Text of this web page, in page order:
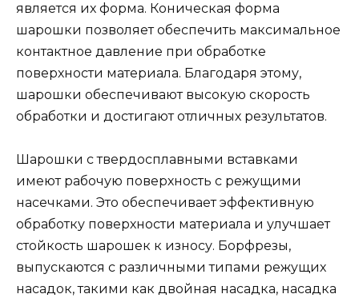
является их форма. Коническая форма
шарошки позволяет обеспечить максимальное
контактное давление при обработке
поверхности материала. Благодаря этому,
шарошки обеспечивают высокую скорость
обработки и достигают отличных результатов.
Шарошки с твердосплавными вставками
имеют рабочую поверхность с режущими
насечками. Это обеспечивает эффективную
обработку поверхности материала и улучшает
стойкость шарошек к износу. Борфрезы,
выпускаются с различными типами режущих
насадок, такими как двойная насадка, насадка